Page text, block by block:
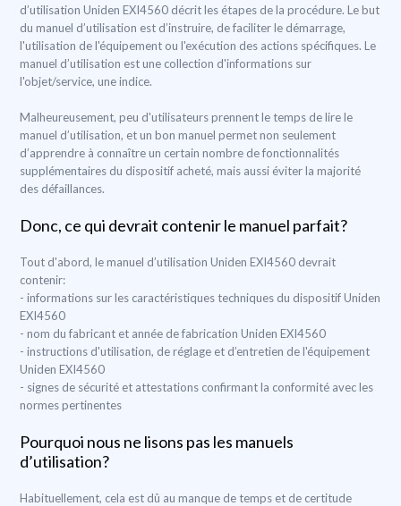
d’utilisation Uniden EXI4560 décrit les étapes de la procédure. Le but
du manuel d’utilisation est d’instruire, de faciliter le démarrage,
l'utilisation de l'équipement ou l'exécution des actions spécifiques. Le
manuel d’utilisation est une collection d'informations sur
l'objet/service, une indice.
Malheureusement, peu d'utilisateurs prennent le temps de lire le
manuel d’utilisation, et un bon manuel permet non seulement
d’apprendre à connaître un certain nombre de fonctionnalités
supplémentaires du dispositif acheté, mais aussi éviter la majorité
des défaillances.
Donc, ce qui devrait contenir le manuel parfait?
Tout d'abord, le manuel d’utilisation Uniden EXI4560 devrait
contenir:
- informations sur les caractéristiques techniques du dispositif Uniden
EXI4560
- nom du fabricant et année de fabrication Uniden EXI4560
- instructions d'utilisation, de réglage et d’entretien de l'équipement
Uniden EXI4560
- signes de sécurité et attestations confirmant la conformité avec les
normes pertinentes
Pourquoi nous ne lisons pas les manuels
d’utilisation?
Habituellement, cela est dû au manque de temps et de certitude